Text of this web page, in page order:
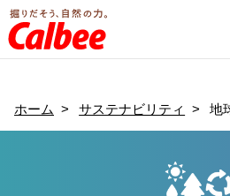
ホーム > サステナビリティ > 地